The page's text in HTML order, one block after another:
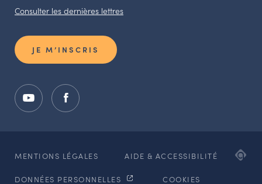
Consulter les dernières lettres
JE M’INSCRIS
MENTIONS LÉGALES AIDE & ACCESSIBILITÉ
DONNÉES PERSONNELLES COOKIES